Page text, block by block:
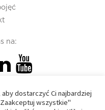
na:
dostarczyć Ci najbardziej
wszystkie"